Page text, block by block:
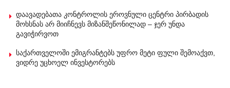
დაავადებათა კონტროლის ეროვნული ცენტრი პირბადის
მოხსნას არ მიიჩნევს მიზანშეწონილად – ჯერ უნდა
გავიჭირვოთ
საქართველოში ემიგრანტებს უფრო მეტი ფული შემოაქვთ,
ვიდრე უცხოელ ინვესტორებს